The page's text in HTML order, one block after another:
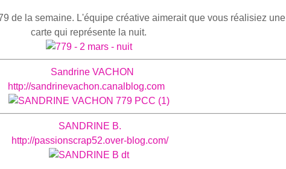
de la semaine. L'équipe créative aimerait que vous réalisiez une
carte qui représente la nuit.
Sandrine VACHON
http://sandrinevachon.canalblog.com
SAN DRINE B.
http://passionscrap52.over-blog.com/